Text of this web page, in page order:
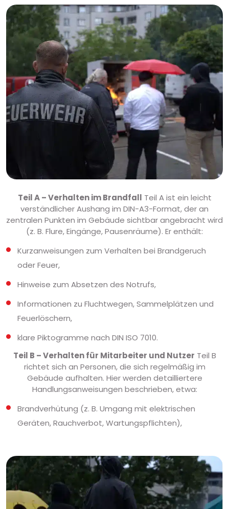
Teil A – Verhalten im Brandfall Teil A ist ein leicht
verständlicher Aushang im DIN-A3-Format, der an
zentralen Punkten im Gebäude sichtbar angebracht wird
(z. B. Flure, Eingänge, Pausenräume). Er enthält:
Kurzanweisungen zum Verhalten bei Brandgeruch
oder Feuer,
Hinweise zum Absetzen des Notrufs,
Informationen zu Fluchtwegen, Sammelplätzen und
Feuerlöschern,
klare Piktogramme nach DIN ISO 7010.
Teil B – Verhalten für Mitarbeiter und Nutzer Teil B
richtet sich an Personen, die sich regelmäßig im
Gebäude aufhalten. Hier werden detailliertere
Handlungsanweisungen beschrieben, etwa:
Brandverhütung (z. B. Umgang mit elektrischen
Geräten, Rauchverbot, Wartungspflichten),